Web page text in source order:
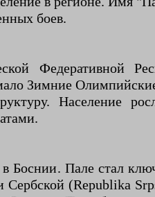
боев.
Федеративной
Зимние
Население
Боснии. Пале стал
(Republika